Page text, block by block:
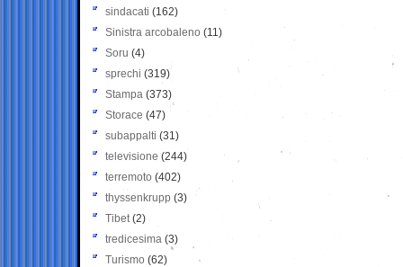
sindacati (162)
Sinistra arcobaleno (11)
Soru (4)
sprechi (319)
Stampa (373)
Storace (47)
subappalti (31)
televisione(244)
terremoto (402)
thyssenkrupp (3)
Tibet(2)
tredicesima (3)
Turismo (62)